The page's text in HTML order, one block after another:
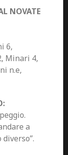
NOVATE
6,
Minari 4,
n.e,
a